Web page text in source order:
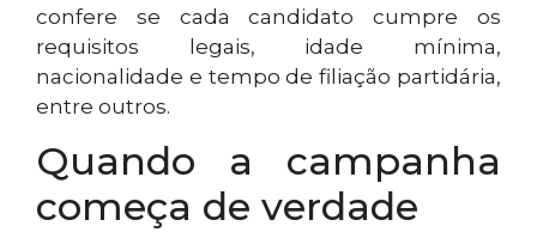
confere se cada candidato cumpre os
requisitos legais, idade mínima,
nacionalidade e tempo de filiação partidária,
entre outros.
Quando a campanha
começa de verdade